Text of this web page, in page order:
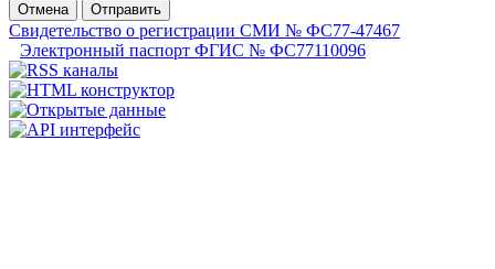
Отмена
Отправить
Свидетельство о регистрации СМИ № ФС77-47467
Электронный паспорт ФГИС № ФС77110096